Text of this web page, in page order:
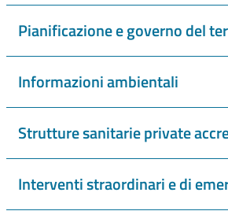
Pianificazione e governo del
Informazioni ambientali
Strutture sanitarie private
Interventi straordinari e di